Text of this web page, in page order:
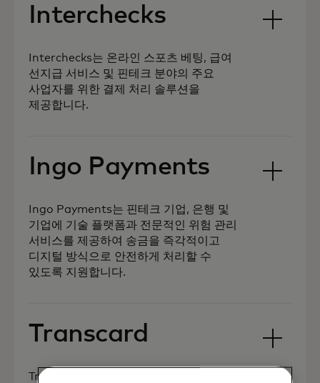
Interchecks
Interchecks는 온라인 스포츠 베팅, 급여
선지급 서비스 및 핀테크 분야의 주요
사업자를 위한 결제 처리 솔루션을
제공합니다.
Ingo Payments
Ingo Payments는 핀테크 기업, 은행 및
기업에 기술 플랫폼과 전문적인 위험 관리
서비스를 제공하여 송금을 즉각적이고
디지털 방식으로 안전하게 처리할 수
있도록 지원합니다.
Transcard
Transcard는 RPT, ACH, 수표 및 국경 간